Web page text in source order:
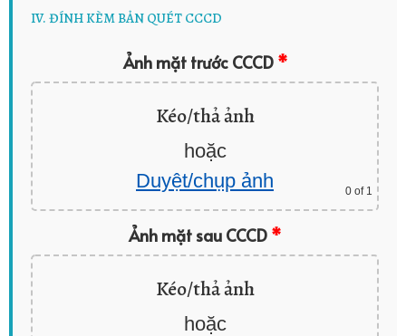
IV. ĐÍNH KÈM BẢN QUÉT CCCD
Ảnh mặt trước CCCD *
Kéo/thả ảnh
hoặc
Duyệt/chụp ảnh
0 of 1
Ảnh mặt sau CCCD *
Kéo/thả ảnh
hoặc